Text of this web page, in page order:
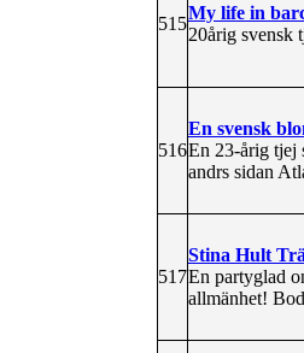
515
My life in
20årig svensk
516
En svensk
En 23-årig tjej
andrs sidan
517
Stina Hult
En partyglad
allmänhet!